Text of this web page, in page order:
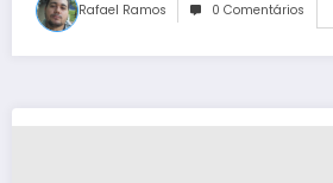
Rafael Ramos 0 Comentários